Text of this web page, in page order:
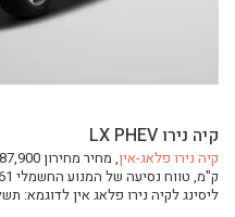
חפשו
קיה נירו LX PHEV
קיה נירו פלאג-אין
ליסינג לקיה נירו פלאג אין לדוגמא: תשלום